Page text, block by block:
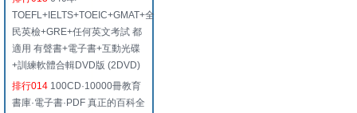
TOEFL+IELTS+TOEIC+GMAT+全
民英檢+GRE+任何英文考試 都
適用 有聲書+電子書+互動光碟
+訓練軟體合輯DVD版 (2DVD)
排行014 100CD·10000冊教育
書庫·電子書·PDF 真正的百科全